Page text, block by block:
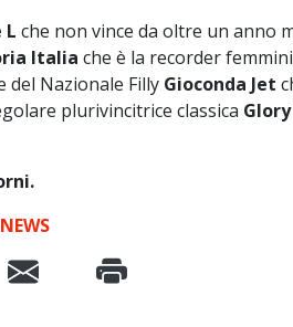
L che non vince da oltre un anno
Italia che è la recorder
del Nazionale Filly Gioconda Jet
plurivincitrice classica